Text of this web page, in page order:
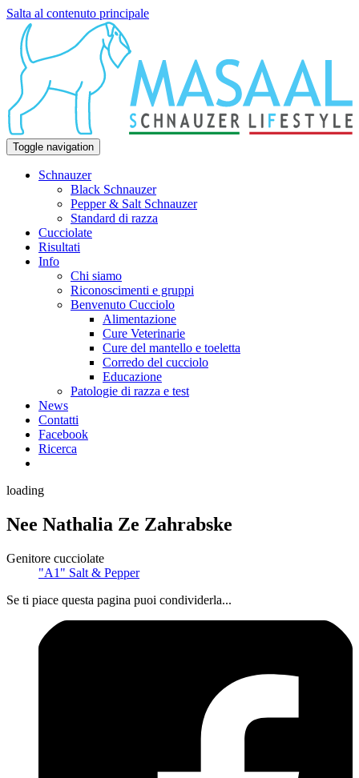
Salta al contenuto principale
Toggle navigation
Schnauzer
Black Schnauzer
Pepper & Salt Schnauzer
Standard di razza
Cucciolate
Risultati
Info
Chi siamo
Riconoscimenti e gruppi
Benvenuto Cucciolo
Alimentazione
Cure Veterinarie
Cure del mantello e toeletta
Corredo del cucciolo
Educazione
Patologie di razza e test
News
Contatti
Facebook
Ricerca
loading
Nee Nathalia Ze Zahrabske
Genitore cucciolate
"A1" Salt & Pepper
Se ti piace questa pagina puoi condividerla...